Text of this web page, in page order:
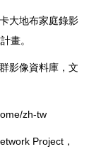
大地布家庭錄影
畫。
影像資料庫，文
zh-tw
Project，